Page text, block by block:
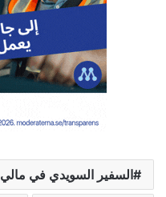
السفير السويدي في مالي